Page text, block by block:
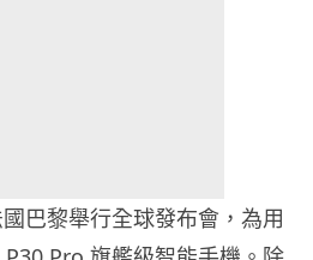
巴黎舉行全球發布會，為用